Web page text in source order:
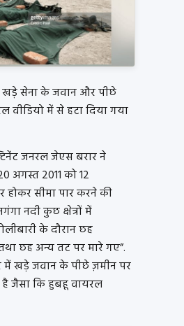
खड़े सेना के जवान और पीछे
वीडियो में से हटा दिया गया
जनरल जेएस बरार ने
अगस्त 2011 को 12
सीमा पार करने की
नदी कुछ क्षेत्रों में
के दौरान छह
छह अन्य तट पर मारे गए”.
में खड़े जवान के पीछे ज़मीन पर
जैसा कि हुबहू वायरल